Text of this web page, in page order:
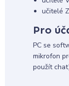
učitelé
Pro
PC se
mikrofon
použít